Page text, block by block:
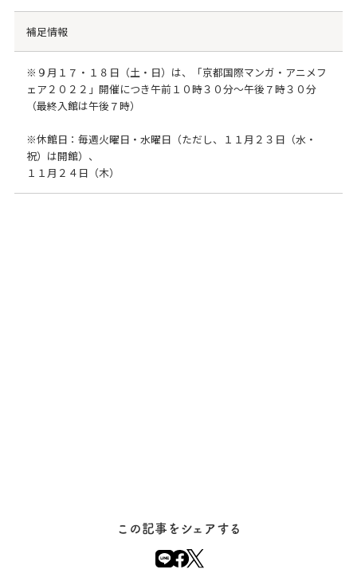
補足情報
※９月１７・１８日（土・日）は、「京都国際マンガ・アニメフ
ェア２０２２」開催につき午前１０時３０分～午後７時３０分
（最終入館は午後７時）
※休館日：毎週火曜日・水曜日（ただし、１１月２３日（水・
祝）は開館）、
１１月２４日（木）
この記事をシェアする